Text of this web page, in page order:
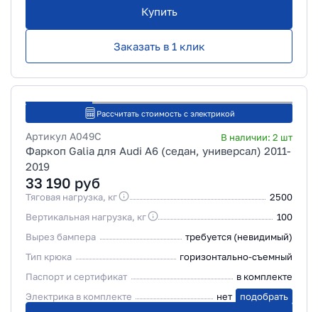
Купить
Заказать в 1 клик
Рассчитать стоимость с электрикой
Артикул A049C В наличии: 2 шт
Фаркоп Galia для Audi A6 (седан, универсал) 2011-
2019
33 190 руб
Тяговая нагрузка, кг
2500
Вертикальная нагрузка, кг
100
Вырез бампера
требуется (невидимый)
Тип крюка
горизонтально-съемный
Паспорт и сертификат
в комплекте
Электрика в комплекте
нет подобрать